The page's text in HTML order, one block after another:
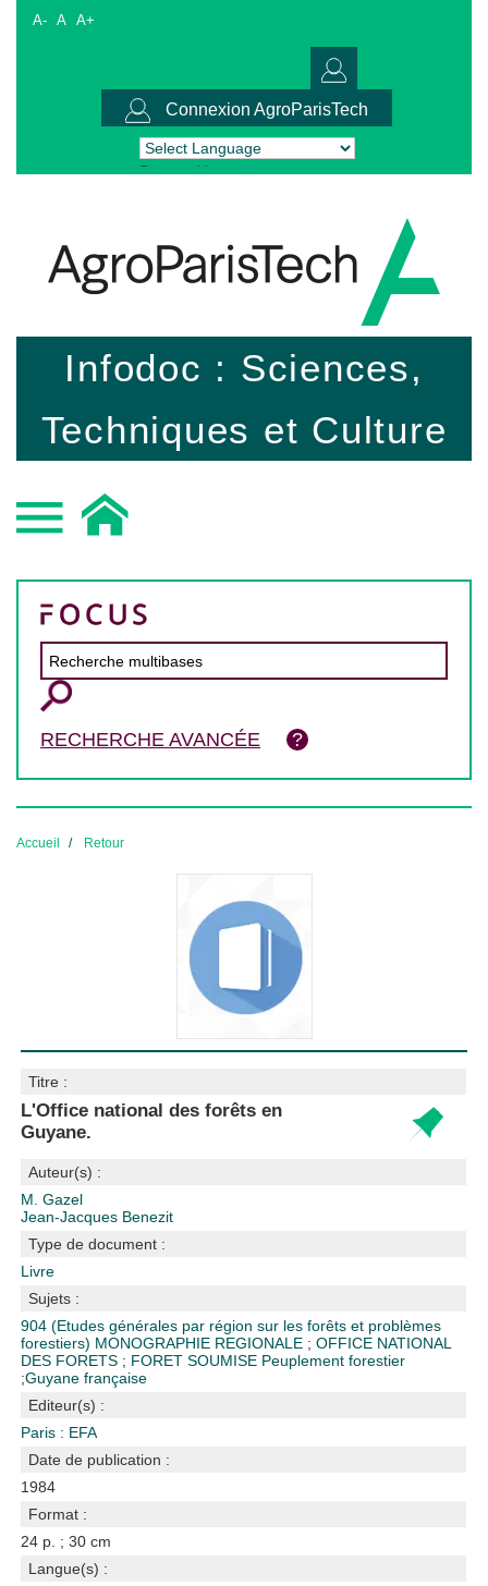
A- A A+
Connexion AgroParisTech
Powered by Translate
Infodoc : Sciences,
Techniques et Culture
RECHERCHE AVANCÉE
Accueil Retour
Titre :
L'Office national des forêts en
Guyane.
Auteur(s) :
M. Gazel
Jean-Jacques Benezit
Type de document :
Livre
Sujets :
904 (Etudes générales par région sur les forêts et problèmes
forestiers) MONOGRAPHIE REGIONALE ;OFFICE NATIONAL
DES FORETS ; FORET SOUMISE Peuplement forestier
;Guyane française
Editeur(s) :
Paris : EFA
Date de publication :
1984
Format :
24 p. ; 30 cm
Langue(s) :